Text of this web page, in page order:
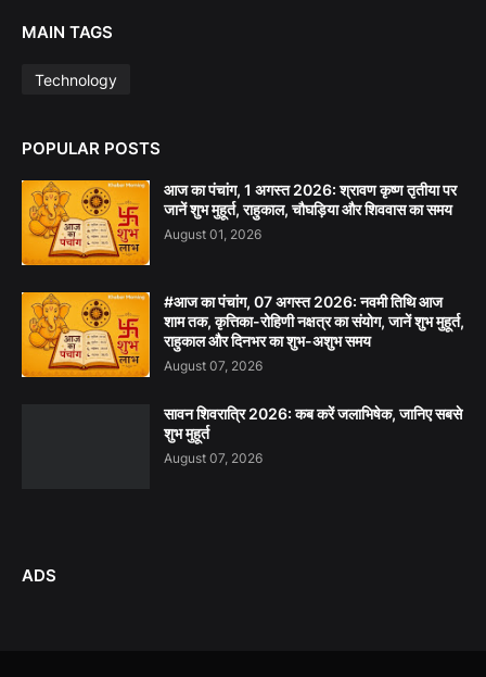
MAIN TAGS
Technology
POPULAR POSTS
आज का पंचांग, 1 अगस्त 2026: श्रावण कृष्ण तृतीया पर
जानें शुभ मुहूर्त, राहुकाल, चौघड़िया और शिववास का समय
August 01, 2026
#आज का पंचांग, 07 अगस्त 2026: नवमी तिथि आज
शाम तक, कृत्तिका-रोहिणी नक्षत्र का संयोग, जानें शुभ मुहूर्त,
राहुकाल और दिनभर का शुभ-अशुभ समय
August 07, 2026
सावन शिवरात्रि 2026: कब करें जलाभिषेक, जानिए सबसे
शुभ मुहूर्त
August 07, 2026
ADS